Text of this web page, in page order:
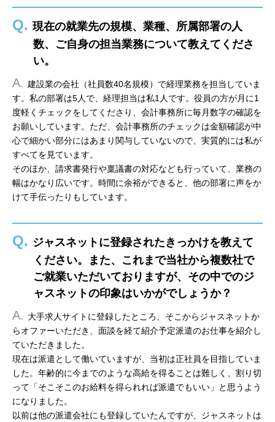
Q. 現在の就業先の規模、業種、所属部署の人
数、ご自身の担当業務について教えてくださ
い。
A. 建設業の会社（社員数40名規模）で経理業務を担当していま
す。私の部署は5人で、経理担当は私1人です。役員の方が月に1
度軽くチェックをしてくださり、会計事務所に毎月数字の確認を
お願いしています。ただ、会計事務所のチェックは金額確認が中
心で細かい部分にはあまり関与していないので、実質的には私が
すべてを見ています。
そのほか、請求書発行や稟議書の対応なども行っていて、業務の
幅はかなり広いです。時間に余裕ができると、他の部署に声をか
けて手伝ったりもしています。
Q. ジャスネットに登録されたきっかけを教えて
ください。また、これまで当社から複数社で
ご就業いただいておりますが、その中でのジ
ャスネットの印象はいかがでしょうか？
A. 大手求人サイトに登録したところ、そこからジャスネットか
らオファーいただき、面談を経て紹介予定派遣のお仕事を紹介し
ていただきました。
現在は派遣として働いていますが、当初は正社員を目指していま
した。年齢的に今までのような高給を得ることは難しく、割り切
って「そこそこのお給料を得られれば派遣でもいい」と思うよう
になりました。
以前は他の派遣会社にも登録していたんですが、ジャスネットは